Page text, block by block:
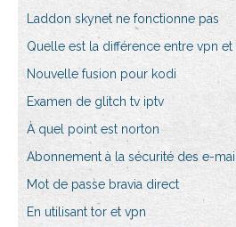
Laddon skynet ne fonctionne pas
Quelle est la différence entre vpn et
Nouvelle fusion pour kodi
Examen de glitch tv iptv
À quel point est norton
Abonnement à la sécurité des e-
Mot de passe bravia direct
En utilisant tor et vpn